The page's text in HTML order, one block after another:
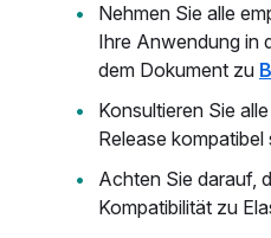
Nehmen Sie alle
Ihre Anwendung in
dem Dokument zu
Konsultieren Sie
Release kompatibel
Achten Sie darauf,
Kompatibilität zu